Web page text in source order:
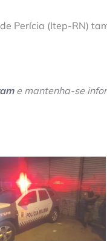
Perícia (Itep-RN)
e mantenha-se